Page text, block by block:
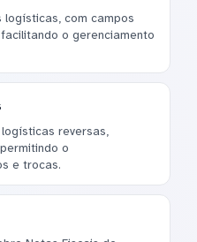
com campos
o gerenciamento
reversas,
o
e trocas.